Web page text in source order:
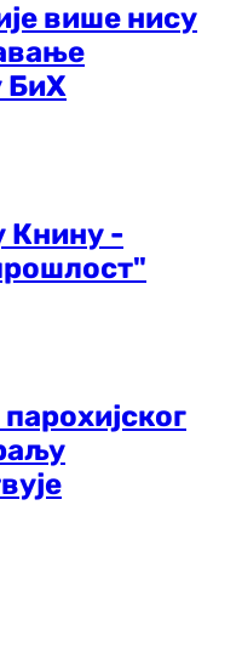
више нису
БиХ
Книну -